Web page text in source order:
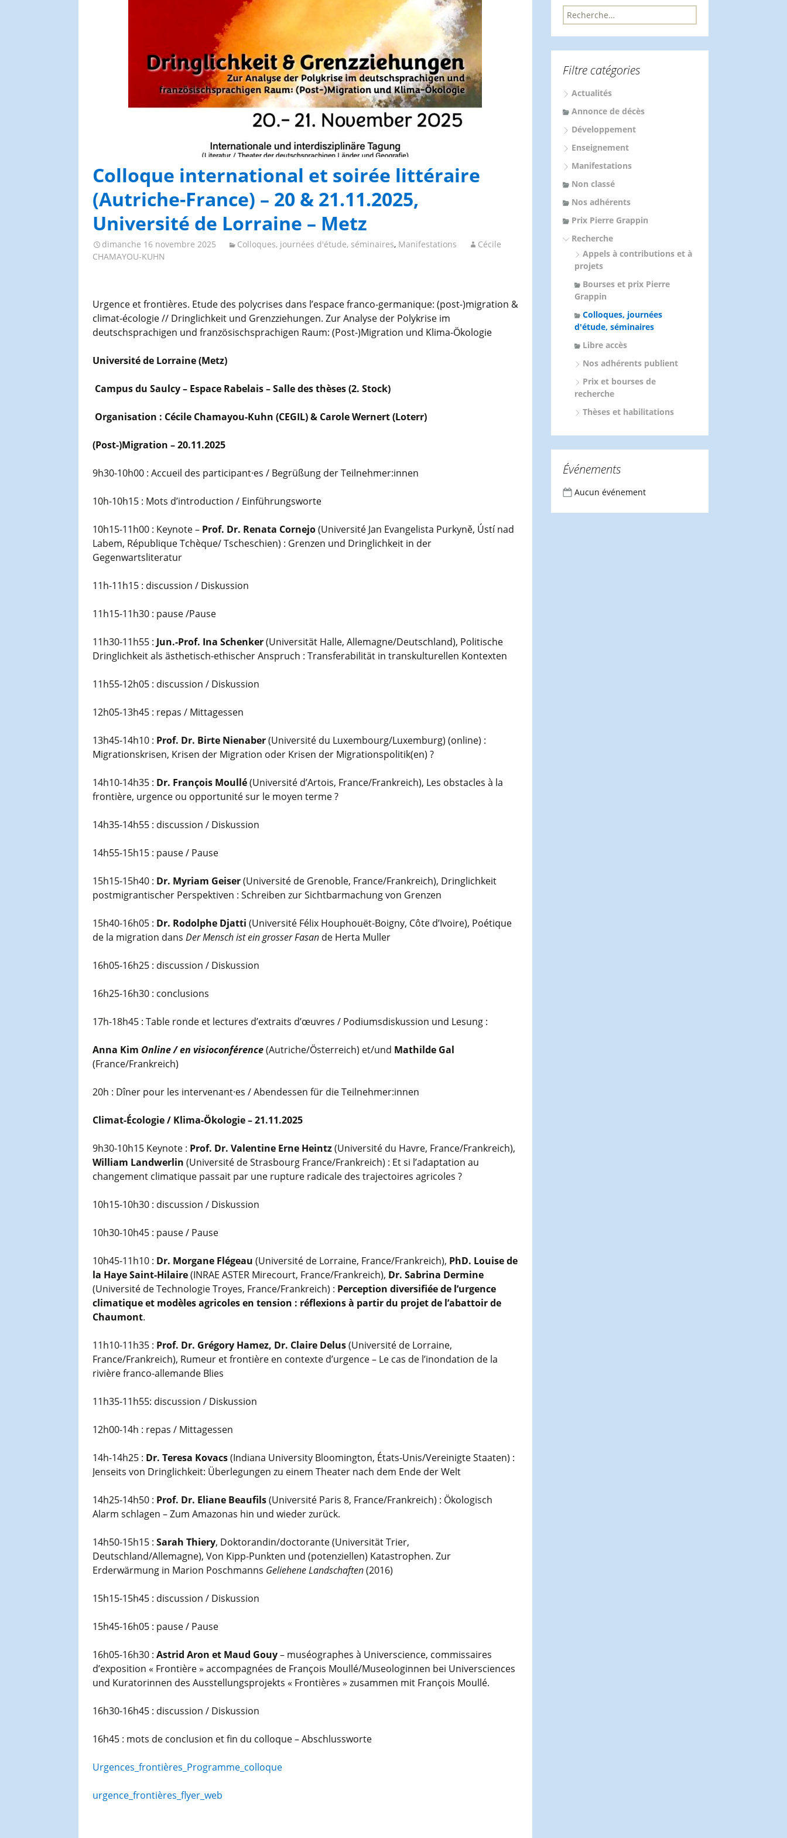
Colloque international et soirée littéraire
(Autriche-France) – 20 & 21.11.2025,
Université de Lorraine – Metz
dimanche 16 novembre 2025 Colloques, journées d'étude, séminaires, Manifestations
Cécile
CHAMAYOU-KUHN
Urgence et frontières. Etude des polycrises dans l’espace franco-germanique: (post-)migration &
climat-écologie // Dringlichkeit und Grenzziehungen. Zur Analyse der Polykrise im
deutschsprachigen und französischsprachigen Raum: (Post-)Migration und Klima-Ökologie
Université de Lorraine (Metz)
Campus du Saulcy – Espace Rabelais – Salle des thèses (2. Stock)
Organisation : Cécile Chamayou-Kuhn (CEGIL) & Carole Wernert (Loterr)
(Post-)Migration – 20.11.2025
9h30-10h00 : Accueil des participant·es / Begrüßung der Teilnehmer:innen
10h-10h15 : Mots d’introduction / Einführungsworte
10h15-11h00 : Keynote – Prof. Dr. Renata Cornejo(Université Jan Evangelista Purkyně, Ústí nad
Labem, République Tchèque/ Tscheschien) : Grenzen und Dringlichkeit in der
Gegenwartsliteratur
11h-11h15 : discussion / Diskussion
11h15-11h30 : pause /Pause
11h30-11h55 : Jun.-Prof. Ina Schenker(Universität Halle, Allemagne/Deutschland), Politische
Dringlichkeit als ästhetisch-ethischer Anspruch : Transferabilität in transkulturellen Kontexten
11h55-12h05 : discussion / Diskussion
12h05-13h45 : repas / Mittagessen
13h45-14h10 : Prof. Dr. Birte Nienaber(Université du Luxembourg/Luxemburg) (online) :
Migrationskrisen, Krisen der Migration oder Krisen der Migrationspolitik(en) ?
14h10-14h35 : Dr. François Moullé(Université d’Artois, France/Frankreich), Les obstacles à la
frontière, urgence ou opportunité sur le moyen terme ?
14h35-14h55 : discussion / Diskussion
14h55-15h15 : pause / Pause
15h15-15h40 : Dr. Myriam Geiser(Université de Grenoble, France/Frankreich), Dringlichkeit
postmigrantischer Perspektiven : Schreiben zur Sichtbarmachung von Grenzen
15h40-16h05 : Dr. Rodolphe Djatti (Université Félix Houphouët-Boigny, Côte d’Ivoire), Poétique
de la migration dans Der Mensch ist ein grosser Fasande Herta Muller
16h05-16h25 : discussion / Diskussion
16h25-16h30 : conclusions
17h-18h45 : Table ronde et lectures d’extraits d’œuvres / Podiumsdiskussion und Lesung :
Anna Kim Online / en visioconférence(Autriche/Österreich) et/und Mathilde Gal
(France/Frankreich)
20h : Dîner pour les intervenant·es / Abendessen für die Teilnehmer:innen
Climat-Écologie / Klima-Ökologie – 21.11.2025
9h30-10h15 Keynote : Prof. Dr. Valentine Erne Heintz(Université du Havre, France/Frankreich),
William Landwerlin (Université de Strasbourg France/Frankreich) : Et si l’adaptation au
changement climatique passait par une rupture radicale des trajectoires agricoles ?
10h15-10h30 : discussion / Diskussion
10h30-10h45 : pause / Pause
10h45-11h10 : Dr. Morgane Flégeau (Université de Lorraine, France/Frankreich), PhD. Louise de
la Haye Saint-Hilaire(INRAE ASTER Mirecourt, France/Frankreich), Dr. Sabrina Dermine
(Université de Technologie Troyes, France/Frankreich) : Perception diversifiée de l’urgence
climatique et modèles agricoles en tension : réflexions à partir du projet de l’abattoir de
Chaumont.
11h10-11h35 : Prof. Dr. Grégory Hamez, Dr. Claire Delus(Université de Lorraine,
France/Frankreich), Rumeur et frontière en contexte d’urgence – Le cas de l’inondation de la
rivière franco-allemande Blies
11h35-11h55: discussion / Diskussion
12h00-14h : repas / Mittagessen
14h-14h25 : Dr. Teresa Kovacs(Indiana University Bloomington, États-Unis/Vereinigte Staaten) :
Jenseits von Dringlichkeit: Überlegungen zu einem Theater nach dem Ende der Welt
14h25-14h50 : Prof. Dr. Eliane Beaufils(Université Paris 8, France/Frankreich) : Ökologisch
Alarm schlagen – Zum Amazonas hin und wieder zurück.
14h50-15h15 : Sarah Thiery, Doktorandin/doctorante (Universität Trier,
Deutschland/Allemagne), Von Kipp-Punkten und (potenziellen) Katastrophen. Zur
Erderwärmung in Marion Poschmanns Geliehene Landschaften(2016)
15h15-15h45 : discussion / Diskussion
15h45-16h05 : pause / Pause
16h05-16h30 : Astrid Aron et Maud Gouy– muséographes à Universcience, commissaires
d’exposition « Frontière » accompagnées de François Moullé/Museologinnen bei Universciences
und Kuratorinnen des Ausstellungsprojekts « Frontières » zusammen mit François Moullé.
16h30-16h45 : discussion / Diskussion
16h45 : mots de conclusion et fin du colloque – Abschlussworte
Urgences_frontières_Programme_colloque
urgence_frontières_flyer_web
R
e
r
h
e
:
Filtre catégories
Actualités
Annonce de décès
Développement
Enseignement
Manifestations
Non classé
Nos adhérents
Prix Pierre Grappin
Recherche
Appels à contributions et à
projets
Bourses et prix Pierre
Grappin
Colloques, journées
d'étude, séminaires
Libre accès
Nos adhérents publient
Prix et bourses de
recherche
Thèses et habilitations
Événements
Aucun événement